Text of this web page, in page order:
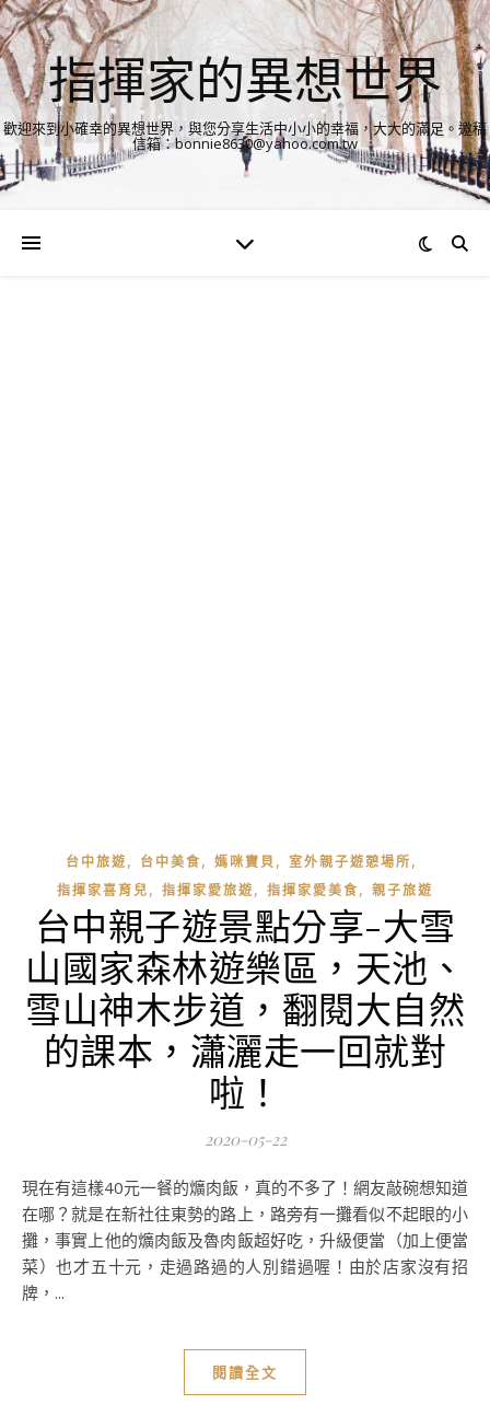
指揮家的異想世界
歡迎來到小確幸的異想世界，與您分享生活中小小的幸福，大大的滿足。邀稿
信箱：bonnie8630@yahoo.com.tw
台中旅遊, 台中美食, 媽咪寶貝, 室外親子遊憩場所,
指揮家喜育兒, 指揮家愛旅遊, 指揮家愛美食, 親子旅遊
台中親子遊景點分享-大雪
山國家森林遊樂區，天池、
雪山神木步道，翻閱大自然
的課本，瀟灑走一回就對
啦！
2020-05-22
現在有這樣40元一餐的爌肉飯，真的不多了！網友敲碗想知道
在哪？就是在新社往東勢的路上，路旁有一攤看似不起眼的小
攤，事實上他的爌肉飯及魯肉飯超好吃，升級便當（加上便當
菜）也才五十元，走過路過的人別錯過喔！由於店家沒有招
牌，...
閱讀全文